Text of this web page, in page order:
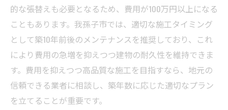
的な張替えも必要となるため、費用が100万円以上になる
こともあります。我孫子市では、適切な施工タイミング
として築10年前後のメンテナンスを推奨しており、これ
により費用の急増を抑えつつ建物の耐久性を維持できま
す。費用を抑えつつ高品質な施工を目指すなら、地元の
信頼できる業者に相談し、築年数に応じた適切なプラン
を立てることが重要です。